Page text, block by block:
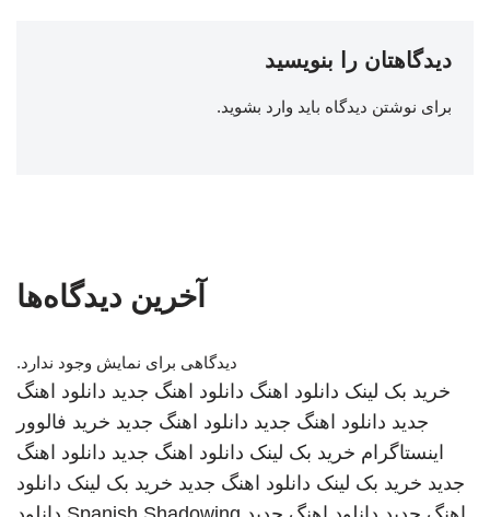
دیدگاهتان را بنویسید
برای نوشتن دیدگاه باید وارد بشوید.
آخرین دیدگاه‌ها
دیدگاهی برای نمایش وجود ندارد.
خرید بک لینک دانلود اهنگ دانلود اهنگ جدید دانلود اهنگ
جدید دانلود اهنگ جدید دانلود اهنگ جدید خرید فالوور
اینستاگرام خرید بک لینک دانلود اهنگ جدید دانلود اهنگ
جدید خرید بک لینک دانلود اهنگ جدید خرید بک لینک دانلود